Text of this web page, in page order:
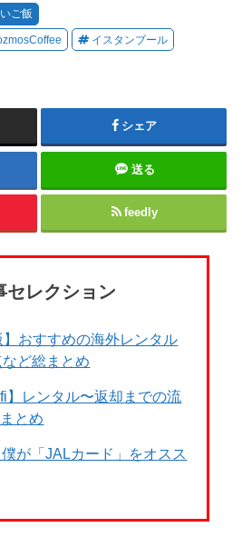
ご飯
イスタンブール
シェア
送る
feedly
セレクション
】おすすめの海外レンタル
ど総まとめ
】レンタル〜返却までの流
とめ
僕が「JALカード」をオスス